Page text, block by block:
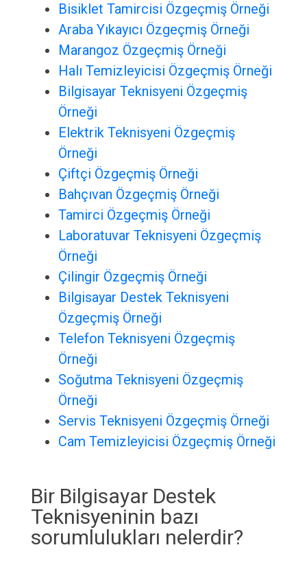
Bisiklet Tamircisi Özgeçmiş Örneği
Araba Yıkayıcı Özgeçmiş Örneği
Marangoz Özgeçmiş Örneği
Halı Temizleyicisi Özgeçmiş Örneği
Bilgisayar Teknisyeni Özgeçmiş
Örneği
Elektrik Teknisyeni Özgeçmiş
Örneği
Çiftçi Özgeçmiş Örneği
Bahçıvan Özgeçmiş Örneği
Tamirci Özgeçmiş Örneği
Laboratuvar Teknisyeni Özgeçmiş
Örneği
Çilingir Özgeçmiş Örneği
Bilgisayar Destek Teknisyeni
Özgeçmiş Örneği
Telefon Teknisyeni Özgeçmiş
Örneği
Soğutma Teknisyeni Özgeçmiş
Örneği
Servis Teknisyeni Özgeçmiş Örneği
Cam Temizleyicisi Özgeçmiş Örneği
Bir Bilgisayar Destek
Teknisyeninin bazı
sorumlulukları nelerdir?